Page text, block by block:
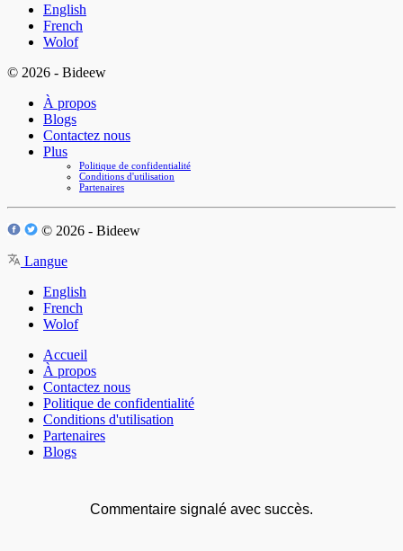
English
French
Wolof
© 2026 - Bideew
À propos
Blogs
Contactez nous
Plus
Politique de confidentialité
Conditions d'utilisation
Partenaires
© 2026 - Bideew
Langue
English
French
Wolof
Accueil
À propos
Contactez nous
Politique de confidentialité
Conditions d'utilisation
Partenaires
Blogs
Commentaire signalé avec succès.